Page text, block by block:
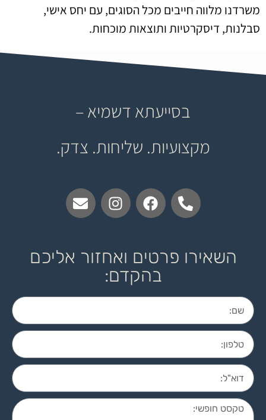
משרדנו מלווה חייבים מכל הסוגים, עם יחס אישי,
סבלנות, דיסקרטיות ותוצאות מוכחות.
בסייעתא דשמיא –
מקצועיות. שליחות. צדק.
השאירו פרטים ואחזור אליכם
בהקדם: